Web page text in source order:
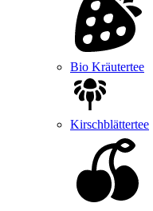
Bio Kräutertee
Kirschblättertee